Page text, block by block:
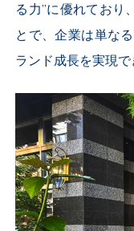
る力”に優れており
とで、企業は単な
ランド成長を実現で